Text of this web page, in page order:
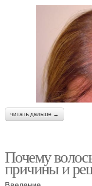
читать дальше →
Почему
причины и